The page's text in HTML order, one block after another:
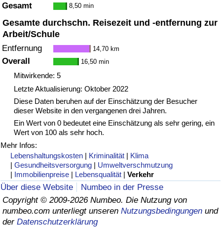
Gesamt 8,50 min
Gesamte durchschn. Reisezeit und -entfernung zur
Arbeit/Schule
Entfernung 14,70 km
Overall 16,50 min
Mitwirkende: 5
Letzte Aktualisierung: Oktober 2022
Diese Daten beruhen auf der Einschätzung der Besucher
dieser Website in den vergangenen drei Jahren.
Ein Wert von 0 bedeutet eine Einschätzung als sehr gering, ein
Wert von 100 als sehr hoch.
Mehr Infos:
Lebenshaltungskosten | Kriminalität | Klima
|Gesundheitsversorgung | Umweltverschmutzung
| Immobilienpreise | Lebensqualität |Verkehr
Über diese Website
Numbeo in der Presse
Copyright © 2009-2026 Numbeo. Die Nutzung von
numbeo.com unterliegt unseren Nutzungsbedingungen und
der Datenschutzerklärung